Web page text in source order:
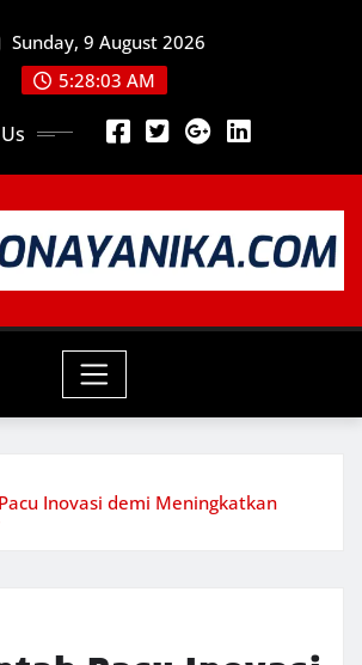
Sunday, 9 August 2026
5:28:05 AM
Inovasi demi Meningkatkan